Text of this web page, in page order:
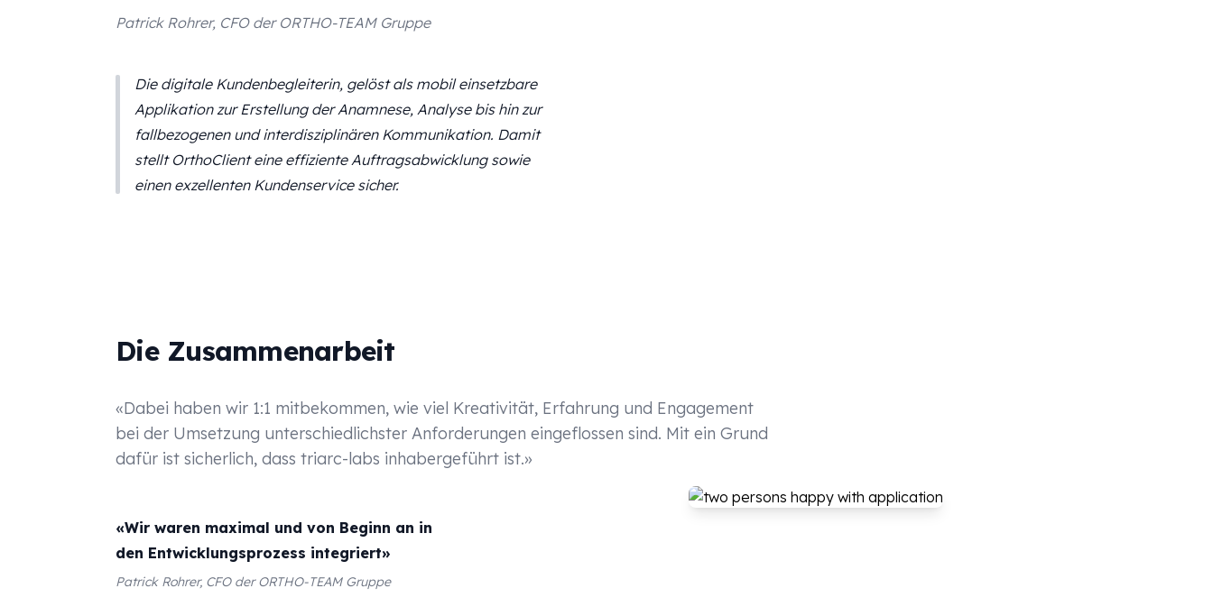
Patrick Rohrer, CFO der ORTHO-TEAM Gruppe
Die digitale Kundenbegleiterin, gelöst als mobil einsetzbare
Applikation zur Erstellung der Anamnese, Analyse bis hin zur
fallbezogenen und interdisziplinären Kommunikation. Damit
stellt OrthoClient eine effiziente Auftragsabwicklung sowie
einen exzellenten Kundenservice sicher.
Die Zusammenarbeit
«Dabei haben wir 1:1 mitbekommen, wie viel Kreativität, Erfahrung und Engagement
bei der Umsetzung unterschiedlichster Anforderungen eingeflossen sind. Mit ein Grund
dafür ist sicherlich, dass triarc-labs inhabergeführt ist.»
«Wir waren maximal und von Beginn an in
den Entwicklungsprozess integriert»
Patrick Rohrer, CFO der ORTHO-TEAM Gruppe